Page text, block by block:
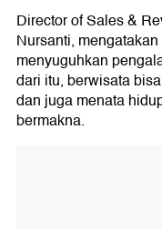
Director of Sales &
Nursanti,
menyuguhkan
dari itu, berwisata
dan juga menata
bermakna.